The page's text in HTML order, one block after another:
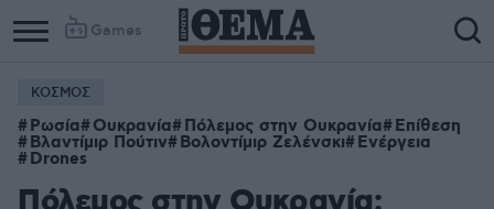
Games
ΚΟΣΜΟΣ
Ρωσία Ουκρανία Πόλεμος στην Ουκρανία Επίθεση
Βλαντίμιρ Πούτιν Βολοντίμιρ Ζελένσκι Ενέργεια
Drones